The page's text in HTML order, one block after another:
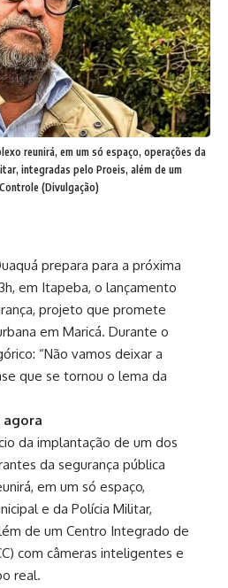
reunirá, em um só espaço, operações da
integradas pelo Proeis, além de um
(Divulgação)
prepara para a próxima
em Itapeba, o lançamento
projeto que promete
em Maricá. Durante o
“Não vamos deixar a
que se tornou o lema da
agora
da implantação de um dos
da segurança pública
em um só espaço,
e da Polícia Militar,
de um Centro Integrado de
com câmeras inteligentes e
real.